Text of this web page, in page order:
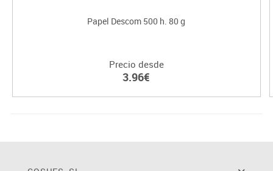
Papel Descom 500 h. 80 g
Precio desde
3.96€